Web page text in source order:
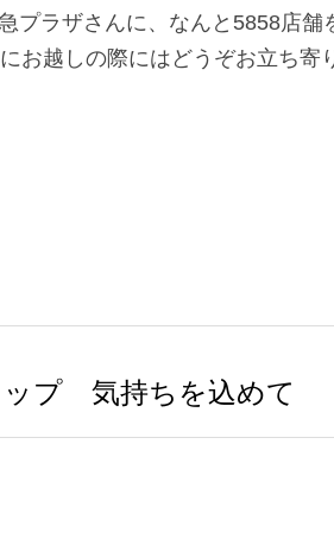
に、なんと5858店舗を期間限定
際にはどうぞお立ち寄り下さい♪
プ 気持ちを込めて